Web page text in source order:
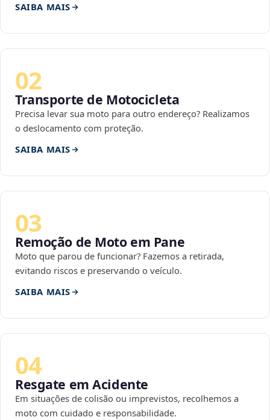
SAIBA MAIS
02
Transporte de Motocicleta
Precisa levar sua moto para outro endereço? Realizamos
o deslocamento com proteção.
SAIBA MAIS
03
Remoção de Moto em Pane
Moto que parou de funcionar? Fazemos a retirada,
evitando riscos e preservando o veículo.
SAIBA MAIS
04
Resgate em Acidente
Em situações de colisão ou imprevistos, recolhemos a
moto com cuidado e responsabilidade.